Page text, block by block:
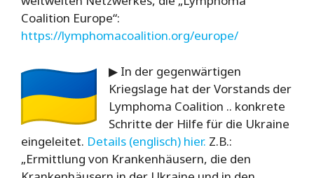
Coalition Europe“:
https://lymphomacoalition.org/europe/
▶ In der gegenwärtigen
Kriegslage hat der Vorstands der
Lymphoma Coalition .. konkrete
Schritte der Hilfe für die Ukraine
eingeleitet. Details (englisch) hier. Z.B.:
„Ermittlung von Krankenhäusern, die den